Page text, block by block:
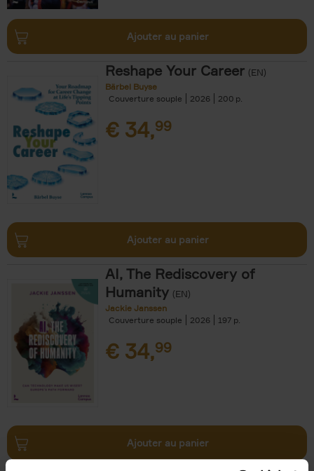
Ajouter au panier
Reshape Your Career (EN)
Bärbel Buyse
Couverture souple
2026 200
€ 34,99
Ajouter au panier
AI, The Rediscovery of
Humanity (EN)
Jackie Janssen
Couverture souple
2026 197
€ 34,99
Ajouter au panier